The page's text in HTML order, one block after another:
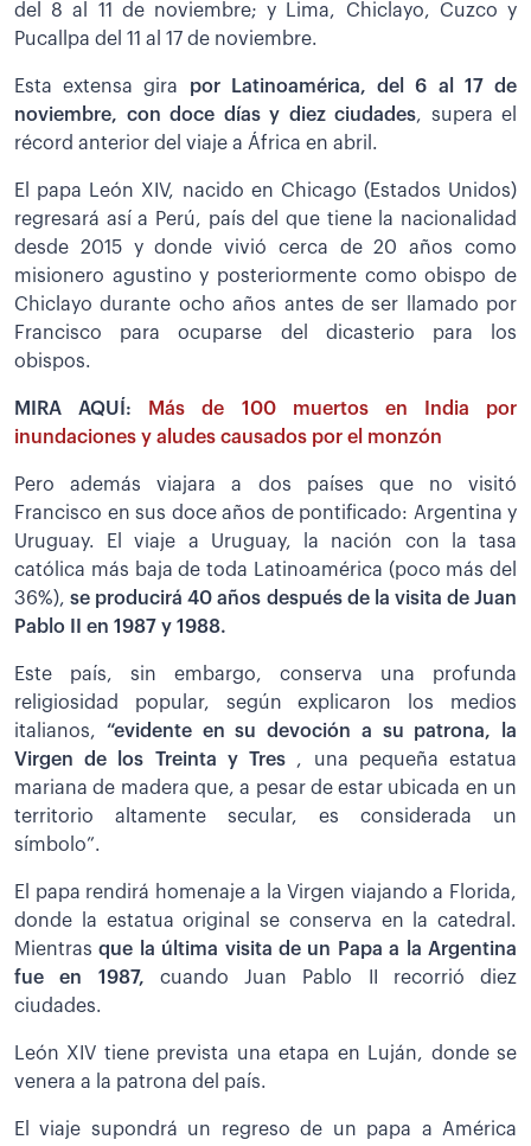
del 8 al 11 de noviembre; y Lima, Chiclayo, Cuzco y
Pucallpa del 11 al 17 de noviembre.
Esta extensa gira por Latinoamérica, del 6 al 17 de
noviembre, con doce días y diez ciudades, supera el
récord anterior del viaje a África en abril.
El papa León XIV, nacido en Chicago (Estados Unidos)
regresará así a Perú, país del que tiene la nacionalidad
desde 2015 y donde vivió cerca de 20 años como
misionero agustino y posteriormente como obispo de
Chiclayo durante ocho años antes de ser llamado por
Francisco para ocuparse del dicasterio para los
obispos.
MIRA AQUÍ:
Más de 100 muertos en India por
inundaciones y aludes causados por el monzón
Pero además viajara a dos países que no visitó
Francisco en sus doce años de pontificado: Argentina y
Uruguay. El viaje a Uruguay, la nación con la tasa
católica más baja de toda Latinoamérica (poco más del
36%),se producirá 40 años después de la visita de Juan
Pablo II en 1987 y 1988.
Este país, sin embargo, conserva una profunda
religiosidad popular, según explicaron los medios
italianos, “evidente en su devoción a su patrona, la
Virgen de los Treinta y Tres , una pequeña estatua
mariana de madera que, a pesar de estar ubicada en un
territorio altamente secular, es considerada un
símbolo”.
El papa rendirá homenaje a la Virgen viajando a Florida,
donde la estatua original se conserva en la catedral.
Mientrasque la última visita de un Papa a la Argentina
fue en 1987, cuando Juan Pablo II recorrió diez
ciudades.
León XIV tiene prevista una etapa en Luján, donde se
venera a la patrona del país.
El viaje supondrá un regreso de un papa a América